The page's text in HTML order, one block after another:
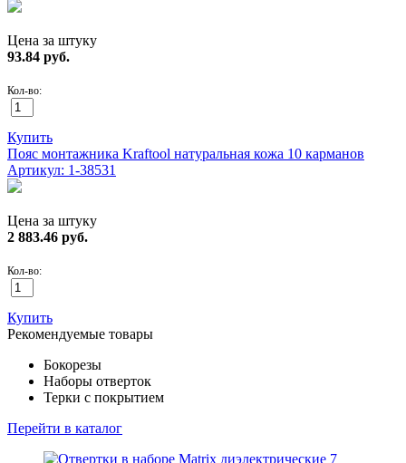
Цена за штуку
93.84 руб.
Кол-во:
Купить
Пояс монтажника Kraftool натуральная кожа 10 карманов
Артикул: 1-38531
Цена за штуку
2 883.46 руб.
Кол-во:
Купить
Рекомендуемые товары
Бокорезы
Наборы отверток
Терки с покрытием
Перейти в каталог